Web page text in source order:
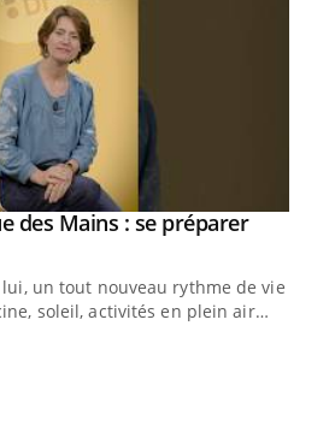
des Mains : se préparer
un tout nouveau rythme de vie !
soleil, activités en plein air…